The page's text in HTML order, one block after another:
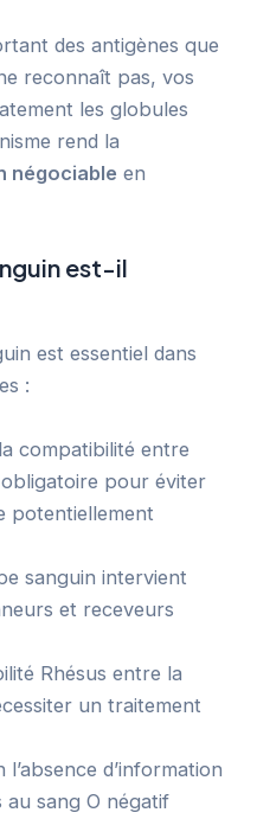
des antigènes que
reconnaît pas, vos
les globules
rend la
négociable en
est-il
est essentiel dans
:
compatibilité entre
pour éviter
potentiellement
sanguin intervient
et receveurs
Rhésus entre la
un traitement
l’absence d’information
sang O négatif